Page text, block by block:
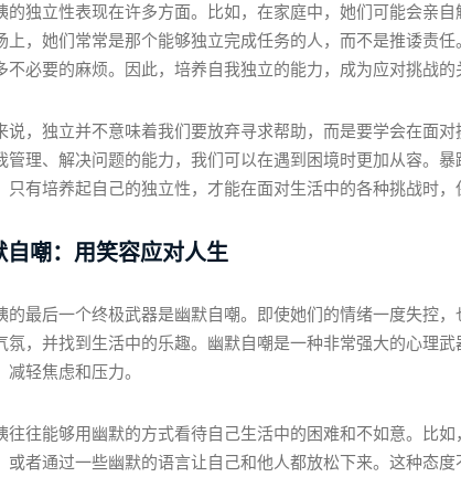
的独立性表现在许多方面。比如，在家庭中，她们可能会亲
上，她们常常是那个能够独立完成任务的人，而不是推诿责
不必要的麻烦。因此，培养自我独立的能力，成为应对挑战的
说，独立并不意味着我们要放弃寻求帮助，而是要学会在面
管理、解决问题的能力，我们可以在遇到困境时更加从容。
只有培养起自己的独立性，才能在面对生活中的各种挑战时，
嘲：用笑容应对人生
的最后一个终极武器是幽默自嘲。即使她们的情绪一度失控，
氛，并找到生活中的乐趣。幽默自嘲是一种非常强大的心理
轻焦虑和压力。
往往能够用幽默的方式看待自己生活中的困难和不如意。比
或者通过一些幽默的语言让自己和他人都放松下来。这种态